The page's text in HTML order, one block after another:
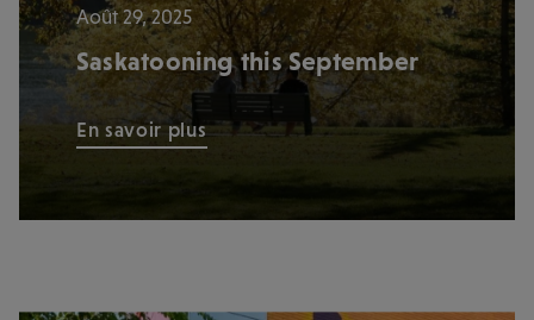
Août 29, 2025
Saskatooning this September
En savoir plus